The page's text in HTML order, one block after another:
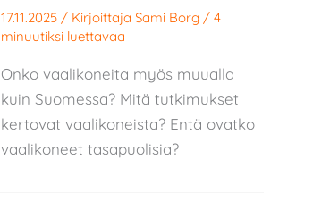
17.11.2025 / Kirjoittaja Sami Borg/ 4
minuutiksi luettavaa
Onko vaalikoneita myös muualla
kuin Suomessa? Mitä tutkimukset
kertovat vaalikoneista? Entä ovatko
vaalikoneet tasapuolisia?